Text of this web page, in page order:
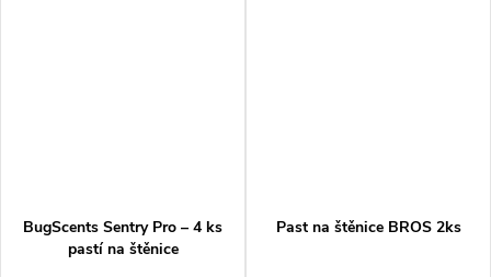
BugScents Sentry Pro – 4 ks
pastí na štěnice
Past na štěnice BROS 2ks